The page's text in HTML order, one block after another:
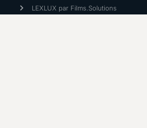
LEXLUX par Films.Solutions